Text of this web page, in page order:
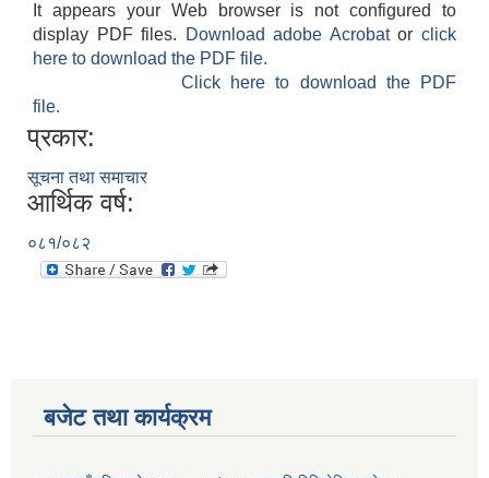
It appears your Web browser is not configured to
display PDF files.
Download adobe Acrobatorclick
here to download the PDF file.
Click here to download the PDF
file.
प्रकार:
सूचना तथा समाचार
आर्थिक वर्ष:
०८१/०८२
बजेट तथा कार्यक्रम